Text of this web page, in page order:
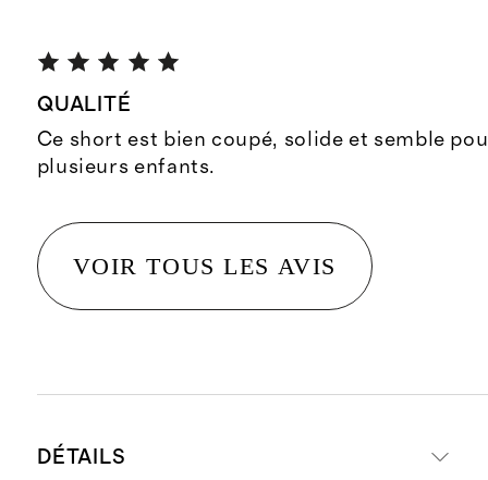
QUALITÉ
Ce short est bien coupé, solide et semble
plusieurs enfants.
VOIR TOUS LES AVIS
DÉTAILS